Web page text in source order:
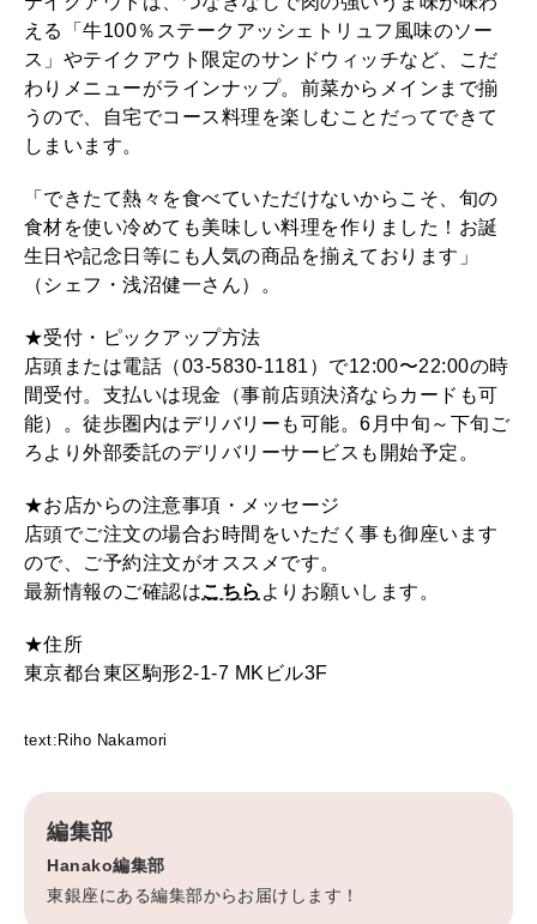
える「牛100％ステークアッシェトリュフ風味のソー
ス」やテイクアウト限定のサンドウィッチなど、こだ
わりメニューがラインナップ。前菜からメインまで揃
うので、自宅でコース料理を楽しむことだってできて
しまいます。
「できたて熱々を食べていただけないからこそ、旬の
食材を使い冷めても美味しい料理を作りました！お誕
生日や記念日等にも人気の商品を揃えております」
（シェフ・浅沼健一さん）。
★受付・ピックアップ方法
店頭または電話（03-5830-1181）で12:00〜22:00の時
間受付。支払いは現金（事前店頭決済ならカードも可
能）。徒歩圏内はデリバリーも可能。6月中旬～下旬ご
ろより外部委託のデリバリーサービスも開始予定。
★お店からの注意事項・メッセージ
店頭でご注文の場合お時間をいただく事も御座います
ので、ご予約注文がオススメです。
最新情報のご確認はこちら よりお願いします。
★住所
東京都台東区駒形2-1-7 MKビル3F
text:Riho Nakamori
編集部
Hanako編集部
東銀座にある編集部からお届けします！